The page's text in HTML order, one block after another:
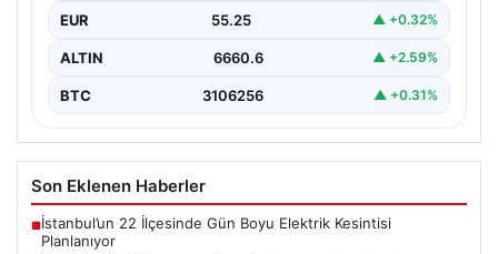
EUR 55.25 ▲ +0.32%
ALTIN 6660.6 ▲ +2.59%
BTC 3106256 ▲ +0.31%
Son Eklenen Haberler
■İstanbul’un 22 İlçesinde Gün Boyu Elektrik Kesintisi
Planlanıyor